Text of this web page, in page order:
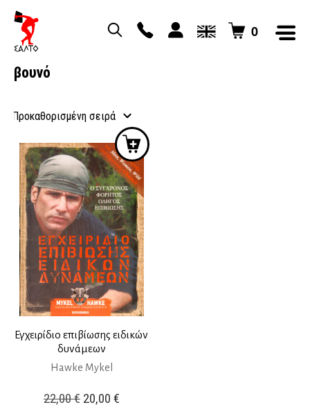
0
βουνό
Εγχειρίδιο επιβίωσης ειδικών
δυνάμεων
Hawke Mykel
22,00€ Original
20,00 €Η